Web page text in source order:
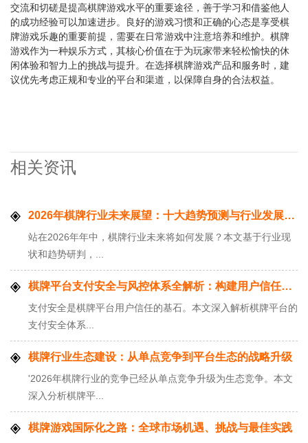
交流和切磋是提高棋牌游戏水平的重要途径，善于学习和借鉴他人
的成功经验可以加速进步。良好的游戏习惯和正确的心态是享受棋
牌游戏乐趣的重要前提，需要在日常游戏中注意培养和维护。棋牌
游戏作为一种娱乐方式，其核心价值在于为玩家带来轻松愉快的休
闲体验和智力上的挑战与提升。在选择棋牌游戏产品和服务时，建
议优先考虑正规和专业的平台和渠道，以保障自身的合法权益。
相关资讯
2026年棋牌行业未来展望：十大趋势预测与行业发展方向
站在2026年年中，棋牌行业未来将如何发展？本文基于行业现
状和趋势研判，...
棋牌平台支付安全与风控体系全解析：构建用户信任的技术基石
支付安全是棋牌平台用户信任的基石。本文深入解析棋牌平台的
支付安全体系...
棋牌行业生态建设：从单点竞争到平台生态的战略升级
'2026年棋牌行业的竞争已经从单点竞争升级为生态竞争。本文
深入分析棋牌平...
棋牌游戏国际化之路：全球市场机遇、挑战与最佳实践